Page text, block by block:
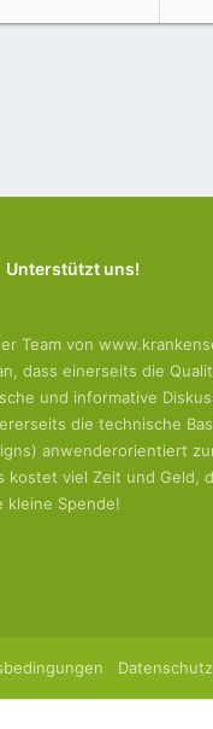
Unterstützt uns!
Team von
dass einerseits die
und informative
die technische
anwenderorientiert
kostet viel Zeit und Geld,
kleine Spende!
Datenschutz